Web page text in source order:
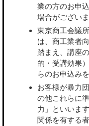
業の方のお申
場合がございま
東京商工会議
は、商工業者
踏まえ、講座
的・受講効果
らのお申込み
お客様が暴力
の他これらに
力」といいま
関係を有する